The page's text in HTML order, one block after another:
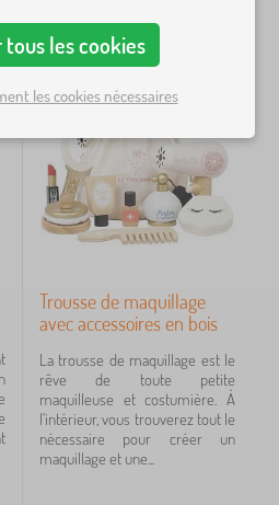
Trousse de maquillage
avec accessoires en bois
La trousse de maquillage est le
rêve de toute petite
maquilleuse et costumière. À
l'intérieur, vous trouverez tout le
nécessaire pour créer un
maquillage et une...
les cookies
les cookies nécessaires